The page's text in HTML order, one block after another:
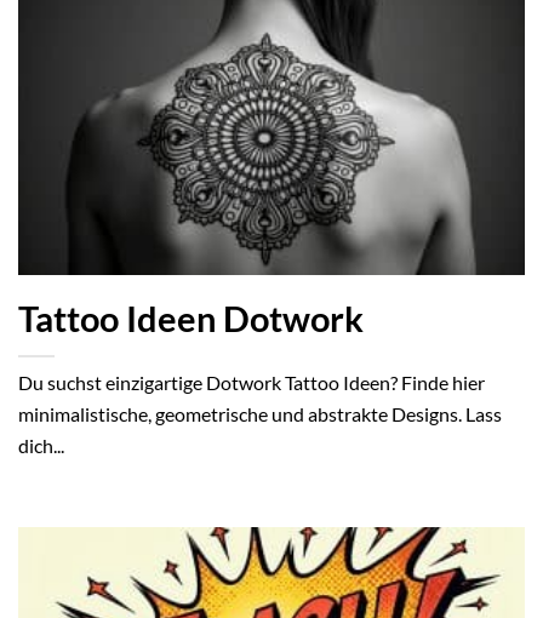
Tattoo Ideen Dotwork
Du suchst einzigartige Dotwork Tattoo Ideen? Finde hier
minimalistische, geometrische und abstrakte Designs. Lass
dich...